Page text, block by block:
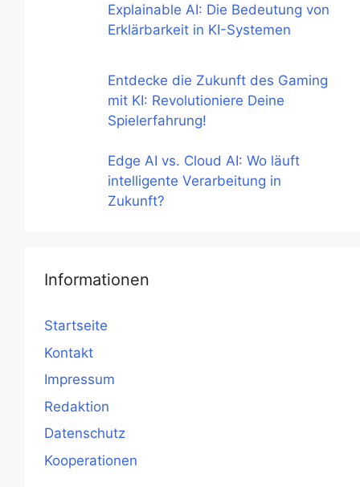
Explainable AI: Die Bedeutung von
Erklärbarkeit in KI-Systemen
Entdecke die Zukunft des Gaming
mit KI: Revolutioniere Deine
Spielerfahrung!
Edge AI vs. Cloud AI: Wo läuft
intelligente Verarbeitung in
Zukunft?
Informationen
Startseite
Kontakt
Impressum
Redaktion
Datenschutz
Kooperationen